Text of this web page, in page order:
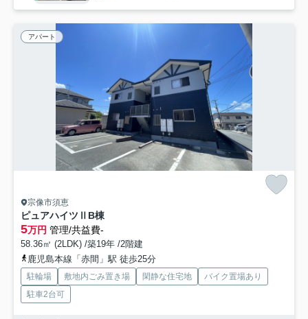
アパート
宗像市須恵
ピュアハイツⅡB棟
5万円 管理/共益費-
58.36㎡ (2LDK) /築19年 /2階建
鹿児島本線「赤間」駅 徒歩25分
駐輪場 敷地内ごみ置き場 閑静な住宅地
バイク置場あり
駐車2台可